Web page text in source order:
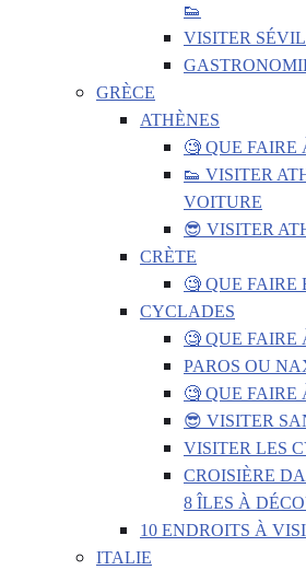
👟
VISITER
GRÈCE
ATHÈNES
🧐 QUE FAIRE
👟 VISITER
VOITURE
😎 VISITER
CRÈTE
🧐 QUE FAIRE
CYCLADES
🧐 QUE FAIRE
PAROS OU
🧐 QUE FAIRE
😎 VISITER
VISITER LES
CROISIÈRE
8 ÎLES À
10 ENDROITS À
ITALIE